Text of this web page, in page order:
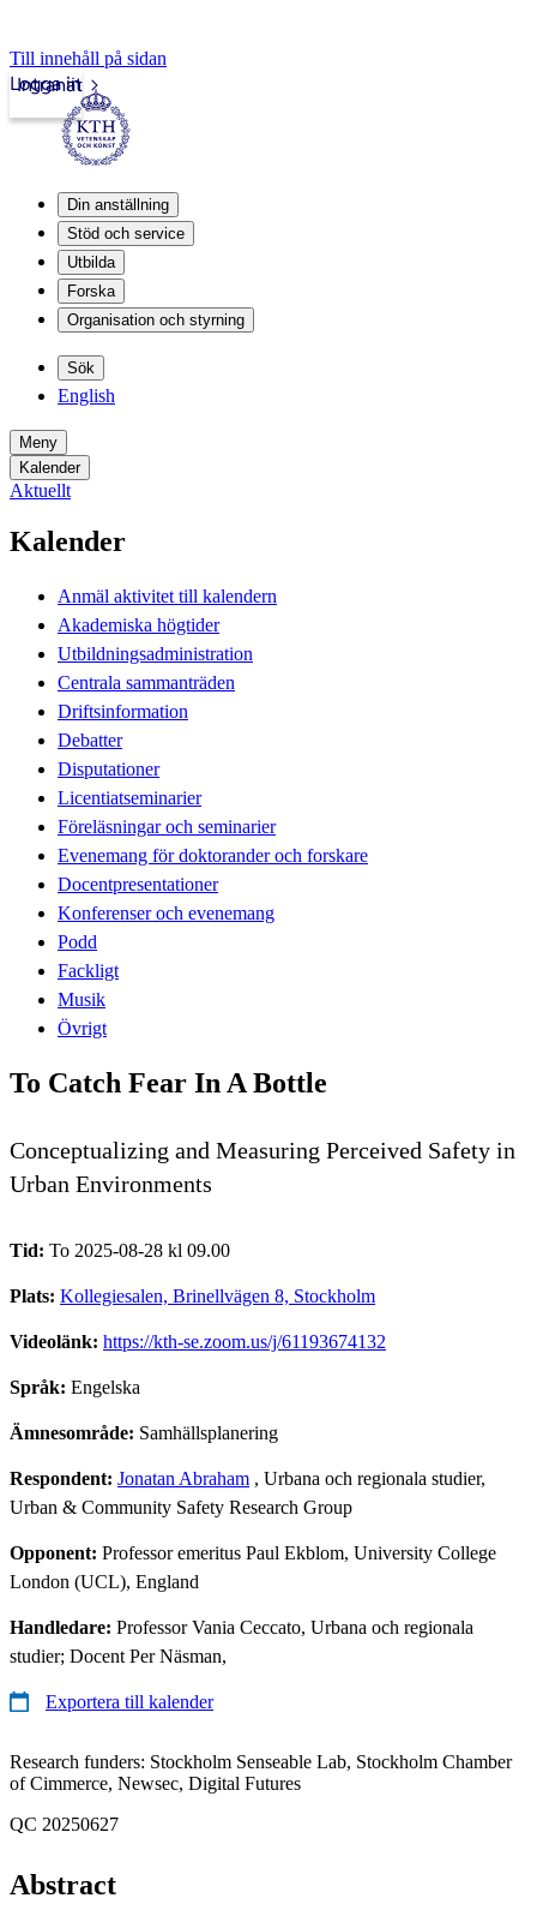
Till innehåll på sidan
Intranät
Logga in
Din anställning
Stöd och service
Utbilda
Forska
Organisation och styrning
Sök
English
Meny
Kalender
Aktuellt
Kalender
Anmäl aktivitet till kalendern
Akademiska högtider
Utbildningsadministration
Centrala sammanträden
Driftsinformation
Debatter
Disputationer
Licentiatseminarier
Föreläsningar och seminarier
Evenemang för doktorander och forskare
Docentpresentationer
Konferenser och evenemang
Podd
Fackligt
Musik
Övrigt
To Catch Fear In A Bottle
Conceptualizing and Measuring Perceived Safety in
Urban Environments
Tid: To 2025-08-28 kl 09.00
Plats: Kollegiesalen, Brinellvägen 8, Stockholm
Videolänk: https://kth-se.zoom.us/j/61193674132
Språk: Engelska
Ämnesområde: Samhällsplanering
Respondent: Jonatan Abraham , Urbana och regionala studier,
Urban & Community Safety Research Group
Opponent: Professor emeritus Paul Ekblom, University College
London (UCL), England
Handledare: Professor Vania Ceccato, Urbana och regionala
studier; Docent Per Näsman,
Exportera till kalender
Research funders: Stockholm Senseable Lab, Stockholm Chamber
of Cimmerce, Newsec, Digital Futures
QC 20250627
Abstract